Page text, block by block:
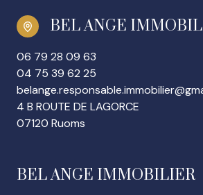
BEL ANGE
06 79 28 09 63
04 75 39 62 25
4 B ROUTE DE LAGORCE
07120 Ruoms
BEL ANGE IMMOBILIER